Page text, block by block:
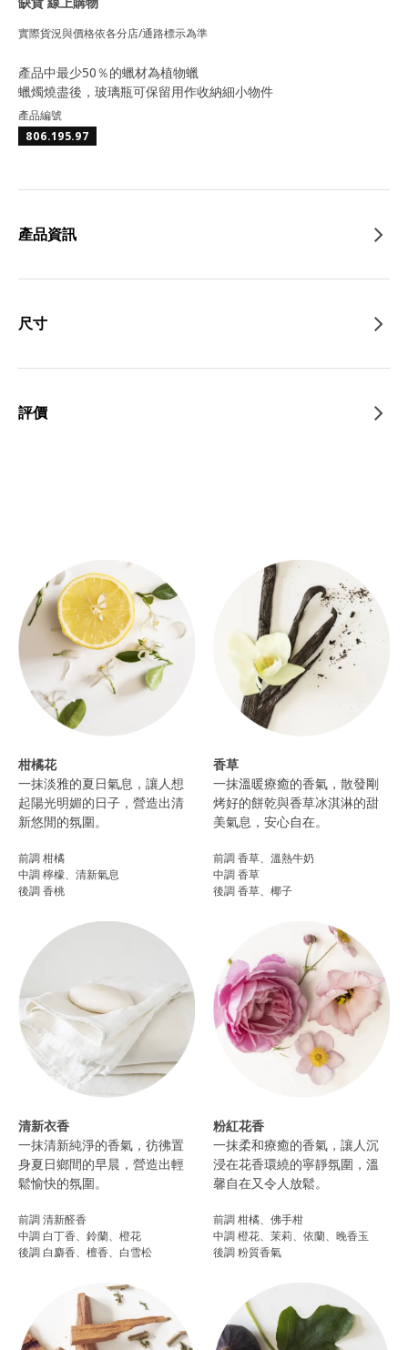
實際貨況與價格依各分店/通路標示為準
產品中最少50％的蠟材為植物蠟
蠟燭燒盡後，玻璃瓶可保留用作收納細小物件
產品編號
806.195.97
產品資訊
尺寸
評價
柑橘花
一抹淡雅的夏日氣息，讓人想
起陽光明媚的日子，營造出清
新悠閒的氛圍。​
前調 柑橘
中調 檸檬、清新氣息
後調 香桃​
香草
一抹溫暖療癒的香氣，散發剛
烤好的餅乾與香草冰淇淋的甜
美氣息，安心自在。
前調 香草、溫熱牛奶
中調 香草
後調 香草、椰子​
清新衣香
一抹清新純淨的香氣，彷彿置
身夏日鄉間的早晨，營造出輕
鬆愉快的氛圍。
前調 清新醛香
中調 白丁香、鈴蘭、橙花
後調 白麝香、檀香、白雪松
粉紅花香
一抹柔和療癒的香氣，讓人沉
浸在花香環繞的寧靜氛圍，溫
馨自在又令人放鬆。
前調 柑橘、佛手柑
中調 橙花、茉莉、依蘭、晚香玉
後調 粉質香氣